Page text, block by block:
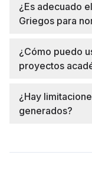
¿Es adecuado
Griegos para
¿Cómo puedo
proyectos
¿Hay
generados?